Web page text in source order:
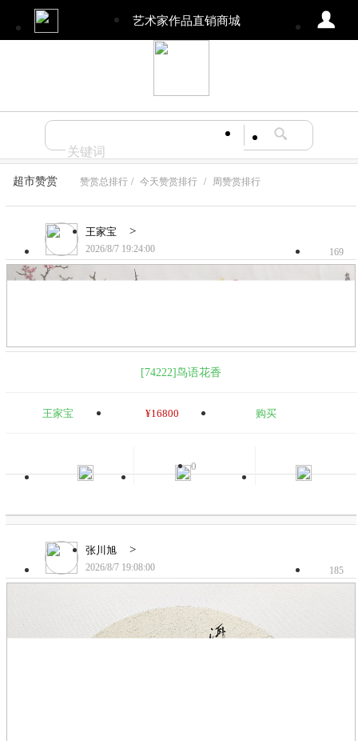
艺术家作品直销商城
超市赞赏 赞赏总排行 / 今天赞赏排行 / 周赞赏排行
王家宝 >
2026/8/7 19:24:00 169
[74222]鸟语花香
王家宝 ¥16800 购买
0
张川旭 >
2026/8/7 19:08:00 185